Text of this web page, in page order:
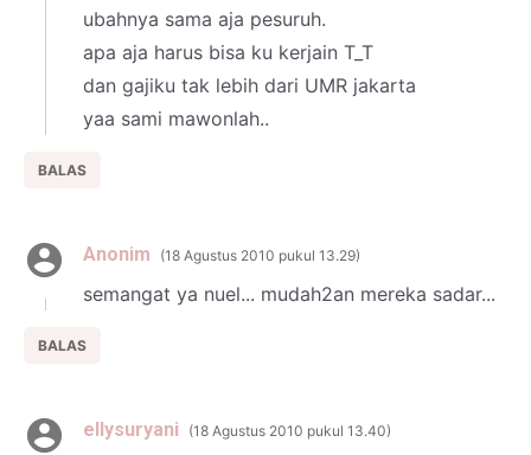
ubahnya sama aja pesuruh.
apa aja harus bisa ku kerjain T_T
dan gajiku tak lebih dari UMR jakarta
yaa sami mawonlah..
BALAS
Anonim 18 Agustus 2010 pukul 13.29
semangat ya nuel... mudah2an mereka sadar...
BALAS
ellysuryani 18 Agustus 2010 pukul 13.40